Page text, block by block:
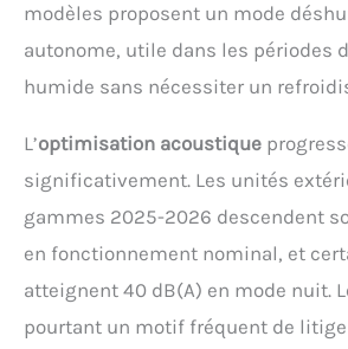
modèles proposent un mode
autonome, utile dans les périodes
humide sans nécessiter un
L’optimisation acoustique
significativement. Les unités
gammes 2025-2026 descendent
en fonctionnement nominal, et
atteignent 40 dB(A) en mode nuit.
pourtant un motif fréquent de